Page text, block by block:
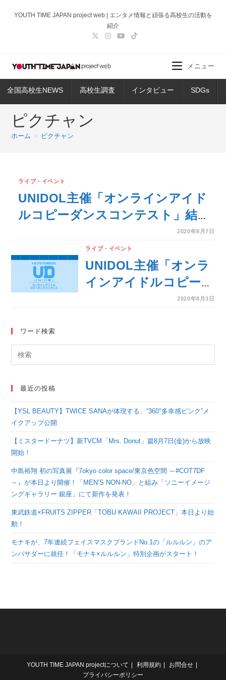
ス
ッ
YOUTH TIME JAPAN project web | エンタメ情報と頑張る高校生の活動を
紹介
全国高校生NEWS 高校生調査 インタビュー SDGs
メニュー
ピクチャン
ホーム > ピクチャン
ライブ・イベント
UNIDOL主催「オンラインアイド
ルコピーダンスコンテスト」結果
2020年8月7日
ライブ・イベント
UNIDOL主催「オンラ
インアイドルコピーダ
ンスコンテスト」決勝
2020年8月3日
ワード検索
最近の投稿
【YSL BEAUTY】TWICE SANAが体現する、“360°多幸感ピンク”メ
イクアップ公開
【ミスタードーナツ】新TVCM「Mrs. Donut」篇8月7日(金)から放映
開始！
中島裕翔 初の写真展『7okyo color space/東京色空間 ～#COT7DF
～』が本日より開催！「MEN’S NON-NO」と組み「ソニーイメージ
ングギャラリー 銀座」にて新作を発表！
東武鉄道×FRUITS ZIPPER「TOBU KAWAII PROJECT」本日より始
動！
モナキが、7年連続フェイスマスクブランドNo.1の「ルルルン」のア
ンバサダーに就任！「モナキ×ルルルン」特別企画がスタート！
YOUTH TIME JAPAN projectについて 利用規約
お問合せ
プライバシーポリシー